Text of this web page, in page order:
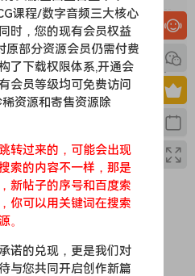
四种键盘乐器，经过精心录制并
键盘的全部功能
作室并保持在区域
按原样使用或自定义
种乐器，包括混合和搭配麦克风
会员？
别人用吗？
0
课程/数字音频三大核心
时，您的现有会员权益
原部分资源会员仍需付费
了下载权限体系,开通会
会员等级均可免费访问
资源和寄售资源除
转过来的，可能会出现
索的内容不一样，那是
新帖子的序号和百度索
你可以用关键词在搜索
。
诺的兑现，更是我们对
与您共同开启创作新篇